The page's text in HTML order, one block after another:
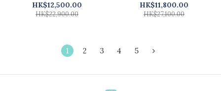
HK$12,500.00
HK$22,900.00
HK$11,800.00
HK$27,100.00
1 2 3 4 5